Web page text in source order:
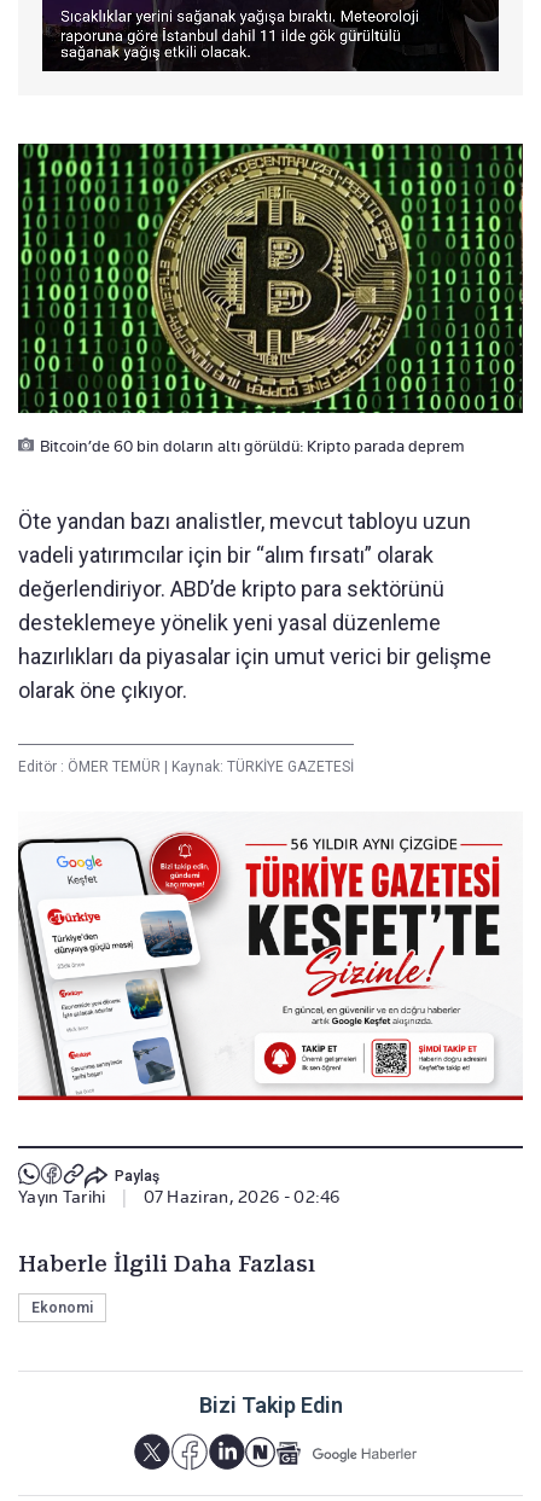
Bitcoin’de 60 bin doların altı görüldü: Kripto parada deprem
Öte yandan bazı analistler, mevcut tabloyu uzun
vadeli yatırımcılar için bir “alım fırsatı” olarak
değerlendiriyor. ABD’de kripto para sektörünü
desteklemeye yönelik yeni yasal düzenleme
hazırlıkları da piyasalar için umut verici bir gelişme
olarak öne çıkıyor.
Editör : ÖMER TEMÜR | Kaynak: TÜRKİYE GAZETESİ
Paylaş
Yayın Tarihi 07 Haziran, 2026 - 02:46
Haberle İlgili Daha Fazlası
Ekonomi
Bizi Takip Edin